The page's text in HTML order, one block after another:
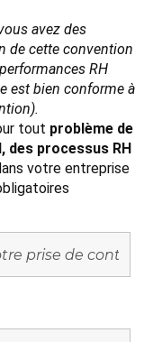
avez des
de cette convention
RH
est bien conforme à
tout problème de
des processus RH
votre entreprise